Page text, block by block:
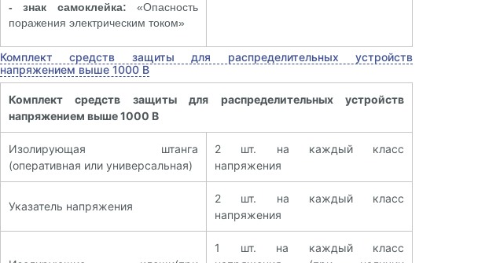
- знак самоклейка: «Опасность
поражения электрическим током»
Комплект средств защиты для распределительных устройств
напряжением выше 1000 В
Комплект средств защиты для распределительных устройств
напряжением выше 1000 В
Изолирующая штанга
(оперативная или универсальная)
2 шт. на каждый класс
напряжения
Указатель напряжения
2 шт. на каждый класс
напряжения
1 шт. на каждый класс